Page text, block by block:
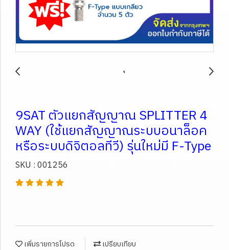
9SAT ตัวแยกสัญญาณ SPLITTER 4
WAY (ใช้แยกสัญญาณระบบอนาล็อค
หรือระบบดิจิตอลทีวี) รุ่นใหม่มี F-Type
SKU : 001256
เพิ่มรายการโปรด เปรียบเทียบ